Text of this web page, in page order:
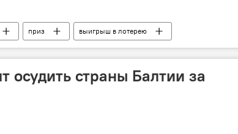
приз
выигрыш в лотерею
осудить страны Балтии за